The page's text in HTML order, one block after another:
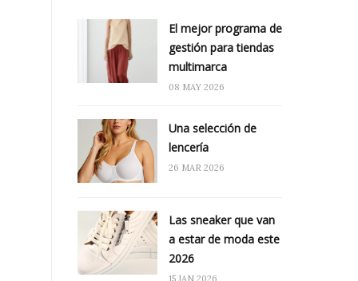
El mejor programa de
gestión para tiendas
multimarca
08 MAY 2026
Una selección de
lencería
26 MAR 2026
Las sneaker que van
a estar de moda este
2026
15 JAN 2026